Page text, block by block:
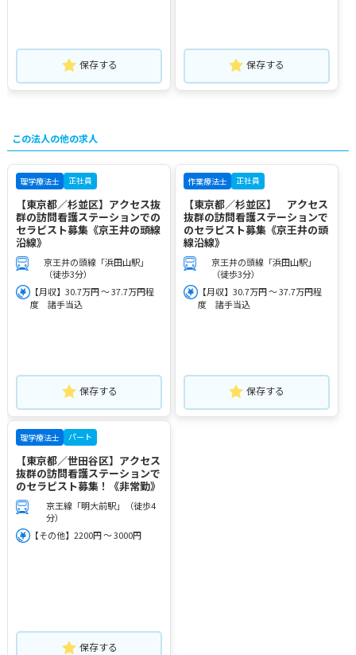
保存する 保存する
この法人の他の求人
理学療法士 正社員
【東京都／杉並区】アクセス抜
群の訪問看護ステーションでの
セラピスト募集《京王井の頭線
沿線》
京王井の頭線「浜田山駅」
（徒歩3分）
【月収】30.7万円 ～ 37.7万円程
度 諸手当込
保存する
作業療法士 正社員
【東京都／杉並区】 アクセス
抜群の訪問看護ステーションで
のセラピスト募集《京王井の頭
線沿線》
京王井の頭線「浜田山駅」
（徒歩3分）
【月収】30.7万円 ～ 37.7万円程
度 諸手当込
保存する
理学療法士 パート
【東京都／世田谷区】アクセス
抜群の訪問看護ステーションで
のセラピスト募集！《非常勤》
京王線「明大前駅」（徒歩4
分）
【その他】2200円 ～ 3000円
保存する